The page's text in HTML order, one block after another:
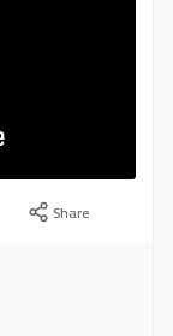
#فوتوشوب
Share